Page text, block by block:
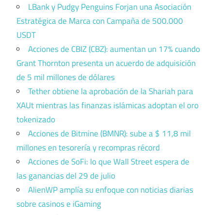
LBank y Pudgy Penguins Forjan una Asociación
Estratégica de Marca con Campaña de 500.000
USDT
Acciones de CBIZ (CBZ): aumentan un 17% cuando
Grant Thornton presenta un acuerdo de adquisición
de 5 mil millones de dólares
Tether obtiene la aprobación de la Shariah para
XAUt mientras las finanzas islámicas adoptan el oro
tokenizado
Acciones de Bitmine (BMNR): sube a $ 11,8 mil
millones en tesorería y recompras récord
Acciones de SoFi: lo que Wall Street espera de
las ganancias del 29 de julio
AlienWP amplía su enfoque con noticias diarias
sobre casinos e iGaming